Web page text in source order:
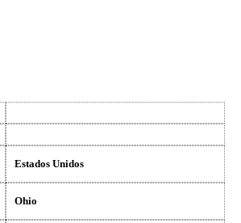
Estados Unidos
Ohio